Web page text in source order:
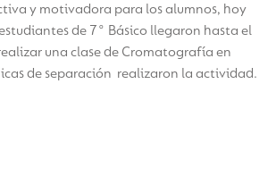
y motivadora para los alumnos, hoy
de 7° Básico llegaron hasta el
una clase de Cromatografía en
de separación realizaron la actividad.